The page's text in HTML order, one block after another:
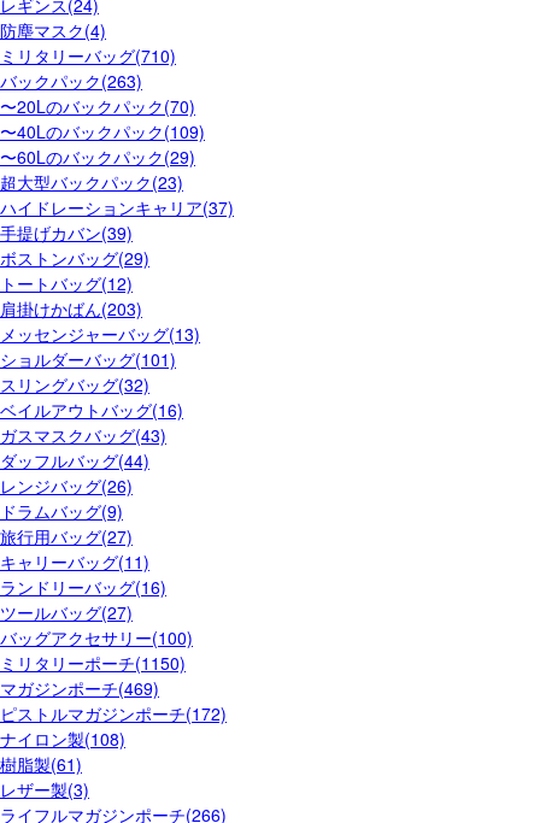
防塵マスク(4)
ミリタリーバッグ(710)
バックパック(263)
〜20Lのバックパック(70)
〜40Lのバックパック(109)
〜60Lのバックパック(29)
超大型バックパック(23)
ハイドレーションキャリア(37)
手提げカバン(39)
ボストンバッグ(29)
トートバッグ(12)
肩掛けかばん(203)
メッセンジャーバッグ(13)
ショルダーバッグ(101)
スリングバッグ(32)
ベイルアウトバッグ(16)
ガスマスクバッグ(43)
ダッフルバッグ(44)
レンジバッグ(26)
ドラムバッグ(9)
旅行用バッグ(27)
キャリーバッグ(11)
ランドリーバッグ(16)
ツールバッグ(27)
バッグアクセサリー(100)
ミリタリーポーチ(1150)
マガジンポーチ(469)
ピストルマガジンポーチ(172)
ナイロン製(108)
樹脂製(61)
レザー製(3)
ライフルマガジンポーチ(266)